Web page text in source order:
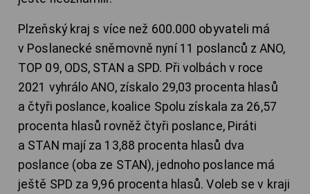
Plzeňský kraj s více než 600.000 obyvateli má
v Poslanecké sněmovně nyní 11 poslanců z ANO,
TOP 09, ODS, STAN a SPD. Při volbách v roce
2021 vyhrálo ANO, získalo 29,03 procenta hlasů
a čtyři poslance, koalice Spolu získala za 26,57
procenta hlasů rovněž čtyři poslance, Piráti
a STAN mají za 13,88 procenta hlasů dva
poslance (oba ze STAN), jednoho poslance má
ještě SPD za 9,96 procenta hlasů. Voleb se v kraji